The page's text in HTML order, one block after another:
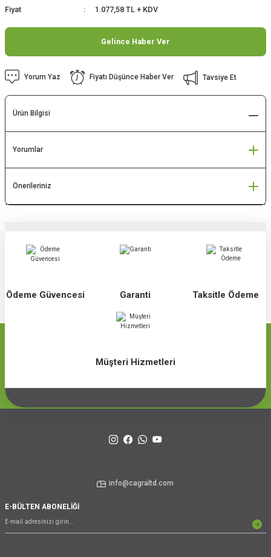
Fiyat
1.077,58 TL + KDV
Gelince Haber Ver
Yorum Yaz Fiyatı Düşünce Haber Ver Tavsiye Et
Ürün Bilgisi
Yorumlar
Önerileriniz
Ödeme Güvencesi Garanti Taksitle Ödeme
Müşteri Hizmetleri
info@cagraltd.com
E-BÜLTEN ABONELİĞİ